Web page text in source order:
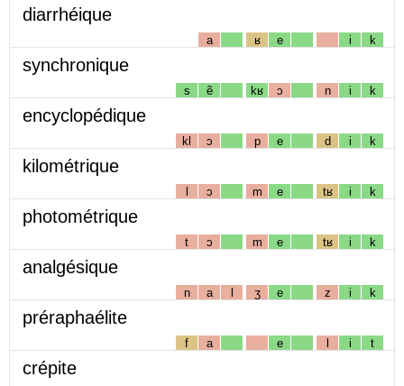
diarrhéique
a ʁ e i k
synchronique
s ẽ kʁ ɔ n i k
encyclopédique
kl ɔ p e d i k
kilométrique
l ɔ m e tʁ i k
photométrique
t ɔ m e tʁ i k
analgésique
n a l ʒ e z i k
préraphaélite
f a e l i t
crépite